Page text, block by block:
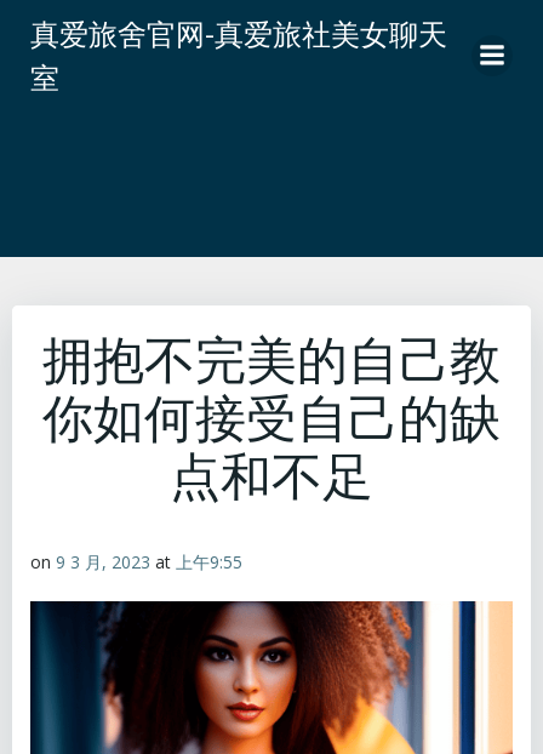
转
真爱旅舍官网-真爱旅社美女聊天
室
拥抱不完美的自己教
你如何接受自己的缺
点和不足
on 9 3 月, 2023 at 上午9:55